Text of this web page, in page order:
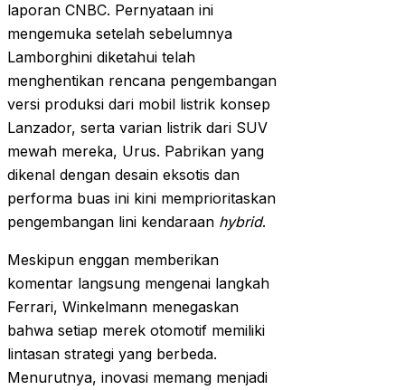
laporan CNBC. Pernyataan ini
mengemuka setelah sebelumnya
Lamborghini diketahui telah
menghentikan rencana pengembangan
versi produksi dari mobil listrik konsep
Lanzador, serta varian listrik dari SUV
mewah mereka, Urus. Pabrikan yang
dikenal dengan desain eksotis dan
performa buas ini kini memprioritaskan
pengembangan lini kendaraan hybrid.
Meskipun enggan memberikan
komentar langsung mengenai langkah
Ferrari, Winkelmann menegaskan
bahwa setiap merek otomotif memiliki
lintasan strategi yang berbeda.
Menurutnya, inovasi memang menjadi